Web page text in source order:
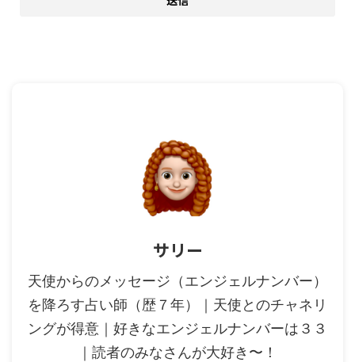
サリー
天使からのメッセージ（エンジェルナンバー）
を降ろす占い師（歴７年）｜天使とのチャネリ
ングが得意｜好きなエンジェルナンバーは３３
｜読者のみなさんが大好き〜！